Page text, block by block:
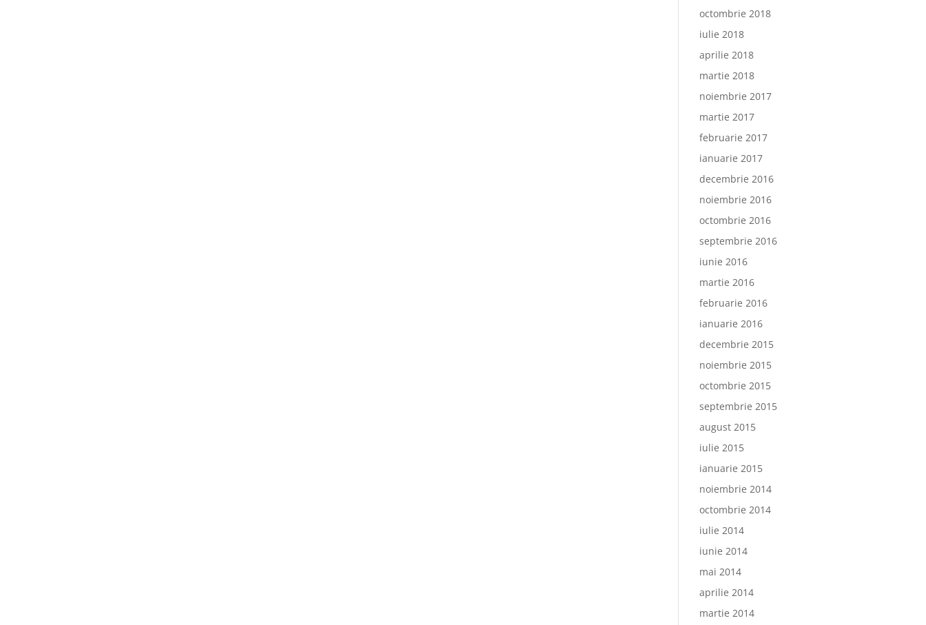
octombrie 2018
iulie 2018
aprilie 2018
martie 2018
noiembrie 2017
martie 2017
februarie 2017
ianuarie 2017
decembrie 2016
noiembrie 2016
octombrie 2016
septembrie 2016
iunie 2016
martie 2016
februarie 2016
ianuarie 2016
decembrie 2015
noiembrie 2015
octombrie 2015
septembrie 2015
august 2015
iulie 2015
ianuarie 2015
noiembrie 2014
octombrie 2014
iulie 2014
iunie 2014
mai 2014
aprilie 2014
martie 2014